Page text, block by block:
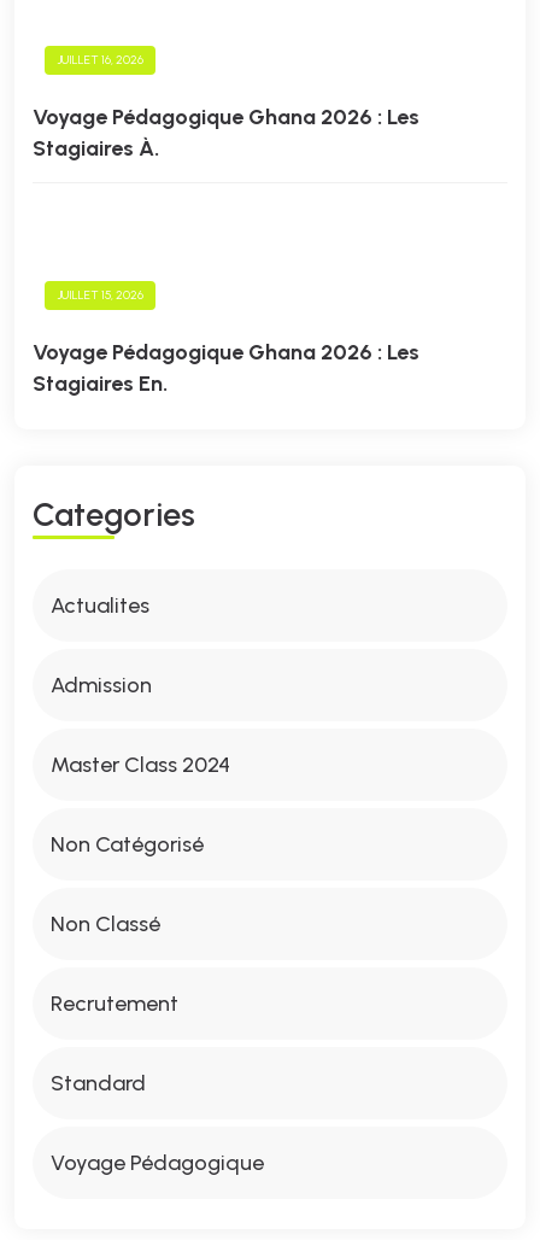
JUILLET 16, 2026
Voyage Pédagogique Ghana 2026 : Les
Stagiaires À.
JUILLET 15, 2026
Voyage Pédagogique Ghana 2026 : Les
Stagiaires En.
CATEGORIES
Actualites
Admission
Master Class 2024
Non Catégorisé
Non Classé
Recrutement
Standard
Voyage Pédagogique